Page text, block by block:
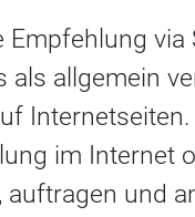
via
als allgemein
im Internet
und